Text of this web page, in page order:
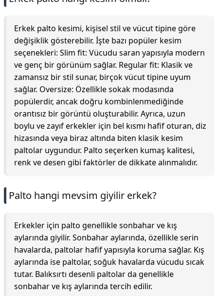
Erkek palto kesimi, kişisel stil ve vücut tipine göre
değişiklik gösterebilir. İşte bazı popüler kesim
seçenekleri: Slim fit: Vücudu saran yapısıyla modern
ve genç bir görünüm sağlar. Regular fit: Klasik ve
zamansız bir stil sunar, birçok vücut tipine uyum
sağlar. Oversize: Özellikle sokak modasında
popülerdir, ancak doğru kombinlenmediğinde
orantısız bir görüntü oluşturabilir. Ayrıca, uzun
boylu ve zayıf erkekler için bel kısmı hafif oturan, diz
hizasında veya biraz altında biten klasik kesim
paltolar uygundur. Palto seçerken kumaş kalitesi,
renk ve desen gibi faktörler de dikkate alınmalıdır.
Palto hangi mevsim giyilir erkek?
Erkekler için palto genellikle sonbahar ve kış
aylarında giyilir. Sonbahar aylarında, özellikle serin
havalarda, paltolar hafif yapısıyla koruma sağlar. Kış
aylarında ise paltolar, soğuk havalarda vücudu sıcak
tutar. Balıksırtı desenli paltolar da genellikle
sonbahar ve kış aylarında tercih edilir.